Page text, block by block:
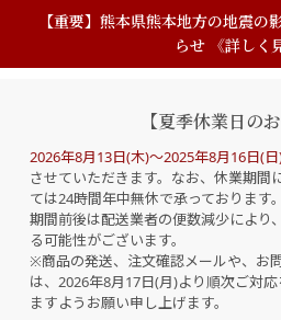
【重要】熊本県熊本地方の地震の
らせ 《詳しく
【夏季休業日の
2026年8月13日(木)～2025年8月16日(
させていただきます。なお、休業期間
ては24時間年中無休で承っております
期間前後は配送業者の便数減少により
る可能性がございます。
※商品の発送、注文確認メールや、お
は、2026年8月17日(月)より順次ご対
ますようお願い申し上げます。